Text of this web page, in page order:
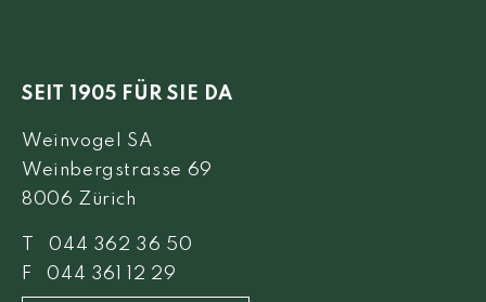
SEIT 1905 FÜR SIE DA
Weinvogel SA
Weinbergstrasse 69
8006 Zürich
T 044 362 36 50
F 044 361 12 29